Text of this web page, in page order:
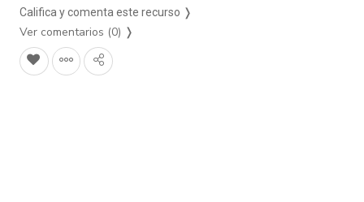
Califica y comenta este recurso ❭
Ver comentarios (0) ❭